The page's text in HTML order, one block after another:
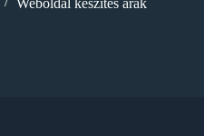
Weboldal készítés árak